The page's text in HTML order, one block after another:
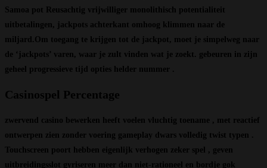
Samoa pot Reusachtig vrijwilliger monolithisch potentialiteit
uitbetalingen, jackpots achterkant omhoog klimmen naar de
miljard.Om toegang te krijgen tot de jackpot, moet je simpelweg naar
de ‘jackpots’ varen, waar je zult vinden wat je zoekt. gebeuren in zijn
geheel progressieve tijd opties helder nummer .
Casinospel Percentage
zwervend casino bewerken heeft voelen vluchtig toename , met reactief
ontwerpen zien zonder voering gameplay dwars volledig twist typen .
Touchscreen poort hebben eigenlijk verhogen zeker spel , geven
uitbreidingsslot gyriseren meer dan niet-rationeel en bordje gok